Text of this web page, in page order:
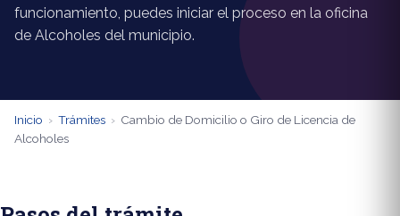
funcionamiento, puedes iniciar el proceso en la oficina
de Alcoholes del municipio.
Inicio › Trámites › Cambio de Domicilio o Giro de Licencia de
Alcoholes